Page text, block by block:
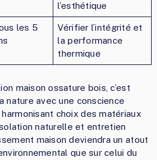
l’esthétique
les 5
Vérifier l’intégrité et
la performance
thermique
maison ossature bois, c’est
nature avec une conscience
choix des matériaux
naturelle et entretien
maison deviendra un atout
que sur celui du